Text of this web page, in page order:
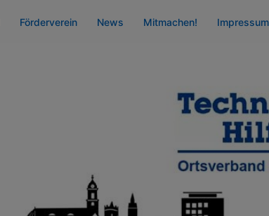
Förderverein News Mitmachen! Impressum